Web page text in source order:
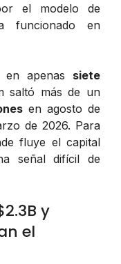
el modelo de
funcionado en
en apenas siete
saltó más de un
en agosto de
de 2026. Para
fluye el capital
señal difícil de
y
el